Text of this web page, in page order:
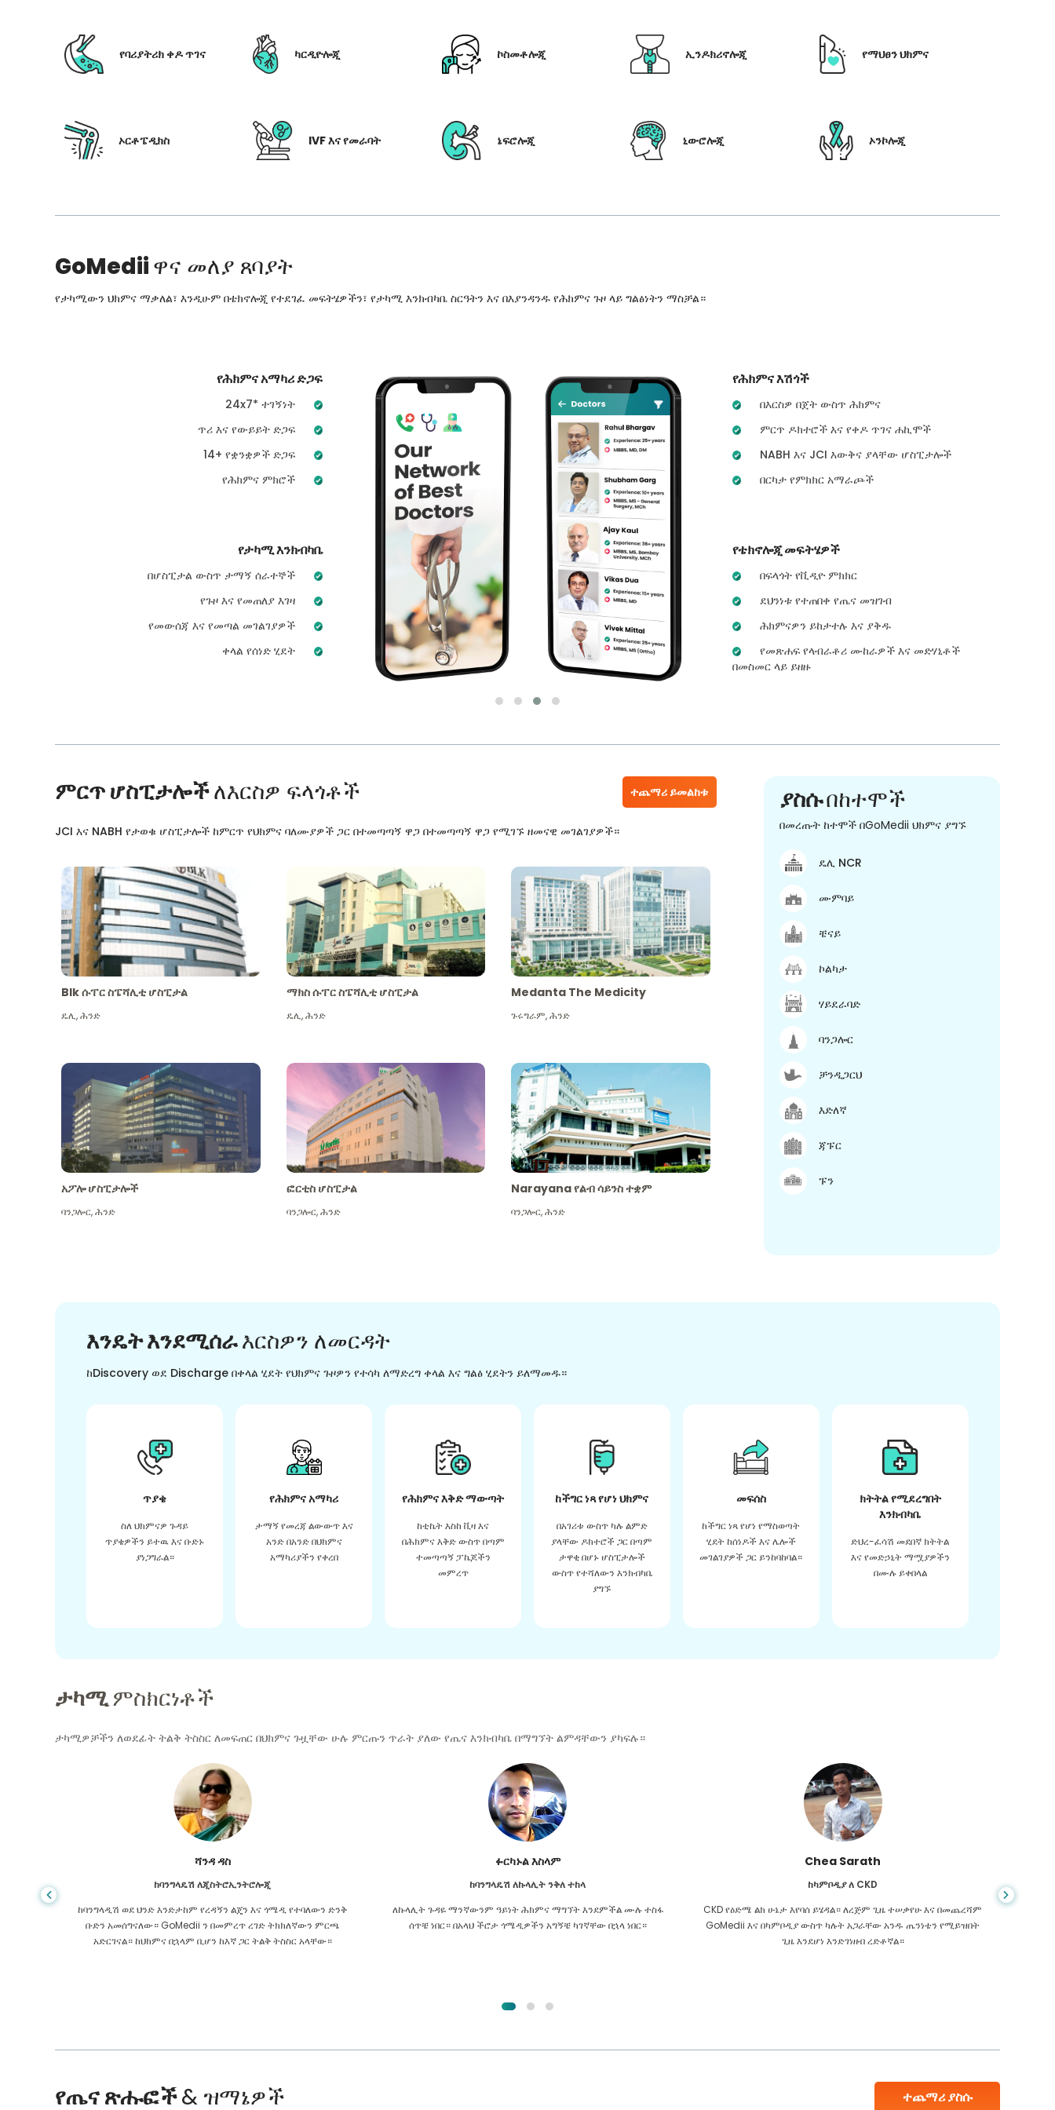
የባሪያትሪክ ቀዶ ጥገና ካርዲዮሎጂ ኮስመቶሎጂ ኢንዶክሪኖሎጂ የማህፀን ህክምና
ኦርቶፔዲክስ IVF እና የመራባት ኔፍሮሎጂ ኒውሮሎጂ ኦንኮሎጂ
GoMediiዋና መለያ ጸባያት
የታካሚውን ህክምና ማቃለል፣ እንዲሁም በቴክኖሎጂ የተደገፈ መፍትሄዎችን፣ የታካሚ እንክብካቤ ስርዓትን እና በእያንዳንዱ የሕክምና ጉዞ ላይ ግልፅነትን ማስቻል።
የሕክምና አማካሪ ድጋፍ
24x7* ተገኝነት
ጥሪ እና የውይይት ድጋፍ
14+ የቋንቋዎች ድጋፍ
የሕክምና ምክሮች
የታካሚ እንክብካቤ
በሆስፒታል ውስጥ ታማኝ ሰራተኞች
የጉዞ እና የመጠለያ እገዛ
የመውሰጃ እና የመጣል መገልገያዎች
ቀላል የሰነድ ሂደት
የሕክምና እሽጎች
በእርስዎ በጀት ውስጥ ሕክምና
ምርጥ ዶክተሮች እና የቀዶ ጥገና ሐኪሞች
NABH እና JCI እውቅና ያላቸው ሆስፒታሎች
በርካታ የምክክር አማራጮች
የቴክኖሎጂ መፍትሄዎች
በፍላጎት የቪዲዮ ምክክር
ደህንነቱ የተጠበቀ የጤና መዝገብ
ሕክምናዎን ይከታተሉ እና ያቅዱ
የመጽሐፍ የላብራቶሪ ሙከራዎች እና መድሃኒቶች
በመስመር ላይ ይዘዙ
ምርጥ ሆስፒታሎችለእርስዎ ፍላጎቶች ተጨማሪ ይመልከቱ
JCI እና NABH የታወቁ ሆስፒታሎች ከምርጥ የህክምና ባለሙያዎች ጋር በተመጣጣኝ ዋጋ በተመጣጣኝ ዋጋ የሚገኙ ዘመናዊ መገልገያዎች።
Blk ሱፐር ስፔሻሊቲ ሆስፒታል
ዴሊ,ሕንድ
ማክስ ሱፐር ስፔሻሊቲ ሆስፒታል
ዴሊ,ሕንድ
Medanta The Medicity
ጉሩግራም,ሕንድ
አፖሎ ሆስፒታሎች
ባንጋሎር,ሕንድ
ፎርቲስ ሆስፒታል
ባንጋሎር,ሕንድ
Narayana የልብ ሳይንስ ተቋም
ባንጋሎር,ሕንድ
ያስሱበከተሞች
በመረጡት ከተሞች በGoMedii ህክምና ያግኙ
ዴሊ NCR
ሙምባይ
ቼናይ
ኮልካታ
ሃይደራባድ
ባንጋሎር
ቻንዲጋርህ
እድለኛ
ጃፑር
ፑን
እንዴት እንደሚሰራእርስዎን ለመርዳት
ከDiscovery ወደ Discharge በቀላል ሂደት የህክምና ጉዞዎን የተሳካ ለማድረግ ቀላል እና ግልፅ ሂደትን ይለማመዱ።
ጥያቄ
ስለ ህክምናዎ ጉዳይ
ጥያቄዎችን ይተዉ እና ቡድኑ
ያነጋግራል።
የሕክምና አማካሪ
ታማኝ የመረጃ ልውውጥ እና
አንድ በአንድ በህክምና
አማካሪያችን የቀረበ
የሕክምና እቅድ ማውጣት
ከቲኬት እስከ ቪዛ እና
በሕክምና እቅድ ውስጥ በጣም
ተመጣጣኝ ፓኬጆችን
መምረጥ
ከችግር ነጻ የሆነ ህክምና
በአገሪቱ ውስጥ ካሉ ልምድ
ያላቸው ዶክተሮች ጋር በጣም
ታዋቂ በሆኑ ሆስፒታሎች
ውስጥ የተሻለውን እንክብካቤ
ያግኙ
መፍሰስ
ከችግር ነጻ የሆነ የማስወጣት
ሂደት ከሰነዶች እና ሌሎች
መገልገያዎች ጋር ይንከባከባል።
ክትትል የሚደረግበት
እንክብካቤ
ድህረ-ፈሳሽ መደበኛ ክትትል
እና የመድኃኒት ማሟያዎችን
በሙሉ ይቀበላል
ታካሚምስክርነቶች
ታካሚዎቻችን ለወደፊት ትልቅ ትስስር ለመፍጠር በህክምና ጉዟቸው ሁሉ ምርጡን ጥራት ያለው የጤና እንክብካቤ በማግኘት ልምዳቸውን ያካፍሉ።
ሻንዳ ዳስ
ከባንግላዴሽ ለጂስትሮኢንትሮሎጂ
ከባንግላዲሽ ወደ ህንድ እንድታከም የረዳኝን ልጄን እና ጎሜዲ የተባለውን ድንቅ
ቡድን አመሰግናለው። GoMedii ን በመምረጥ ረገድ ትክክለኛውን ምርጫ
አድርገናል። ከህክምና በኋላም ቢሆን ከእኛ ጋር ትልቅ ትስስር አላቸው።
ፉርካኑል እስላም
ከባንግላዴሽ ለኩላሊት ንቅለ ተከላ
ለኩላሊት ጉዳዬ ማንኛውንም ዓይነት ሕክምና ማግኘት እንደምችል ሙሉ ተስፋ
ሰጥቼ ነበር። በአላህ ችሮታ ጎሜዲዎችን አግኝቼ ካገኛቸው በኋላ ነበር።
Chea Sarath
ከካምቦዲያ ለ CKD
CKD የዕድሜ ልክ ሁኔታ እየባሰ ይሄዳል። ለረጅም ጊዜ ተሠቃየሁ እና በመጨረሻም
GoMedii እና በካምቦዲያ ውስጥ ካሉት አጋራቸው አንዱ ጤንነቴን የሚይዝበት
ጊዜ እንደሆነ እንድገነዘብ ረድቶኛል።
የጤና ጽሑፎች& ዝማኔዎች ተጨማሪ ያስሱ